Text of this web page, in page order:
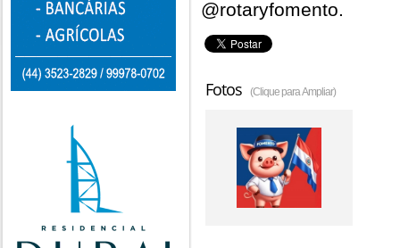
@rotaryfomento.
Fotos (Clique para Ampliar)